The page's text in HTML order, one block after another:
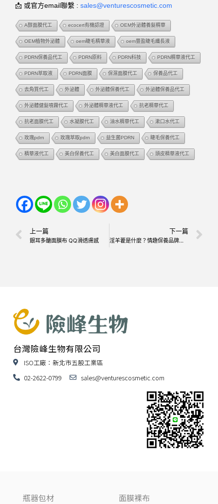
📩 或官方email聯繫 :sales@venturescosmetic.com
A醇面膜代工 ecocert有機認證 OEM外泌體養髮精華
OEM植物外泌體 oem睫毛精華液 oem豐盈睫毛纖長液
PDRN保養品代工 PDRN原料 PDRN科技 PDRN精華液代工
PDRN萃取液 PDRN面膜 保濕面膜代工 保養品代工
去角質代工 外泌體 外泌體保養代工 外泌體保養品代工
外泌體健髮噴霧代工 外泌體精華液代工 抗老精華代工
抗老面膜代工 水凝膜代工 油水精華代工 漱口水代工
玫瑰pdrn 玫瑰萃取pdrn 益生菌PDRN 睫毛保養代工
精華液代工 美白保養代工 美白面膜代工 頭皮精華液代工
上一篇
銀耳多醣面膜布 QQ滑透膚感
下一篇
淫羊藿是什麼？情趣保養品牌開發潤滑液、男性精華液必懂的中草藥成分！
台灣險峰生物有限公司
ISO工廠：新北市五股工業區
02-2622-0799
sales@venturescosmetic.com
瓶器包材 面膜裸布